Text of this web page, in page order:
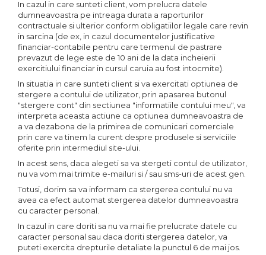
In cazul in care sunteti client, vom prelucra datele
dumneavoastra pe intreaga durata a raporturilor
contractuale si ulterior conform obligatiilor legale care revin
in sarcina (de ex, in cazul documentelor justificative
financiar-contabile pentru care termenul de pastrare
prevazut de lege este de 10 ani de la data incheierii
exercitiului financiar in cursul caruia au fost intocmite).
In situatia in care sunteti client si va exercitati optiunea de
stergere a contului de utilizator, prin apasarea butonul
"stergere cont" din sectiunea "informatiile contului meu", va
interpreta aceasta actiune ca optiunea dumneavoastra de
a va dezabona de la primirea de comunicari comerciale
prin care va tinem la curent despre produsele si serviciile
oferite prin intermediul site-ului.
In acest sens, daca alegeti sa va stergeti contul de utilizator,
nu va vom mai trimite e-mailuri si / sau sms-uri de acest gen.
Totusi, dorim sa va informam ca stergerea contului nu va
avea ca efect automat stergerea datelor dumneavoastra
cu caracter personal.
In cazul in care doriti sa nu va mai fie prelucrate datele cu
caracter personal sau daca doriti stergerea datelor, va
puteti exercita drepturile detaliate la punctul 6 de mai jos.